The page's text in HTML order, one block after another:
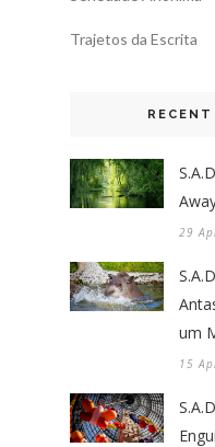
Trajetos da Escrita
29
um
15